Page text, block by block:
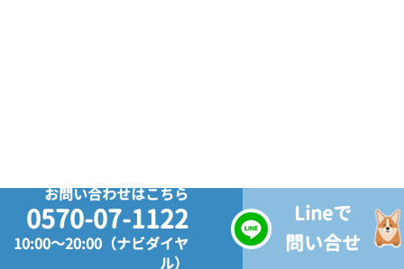
お問い合わせはこちら
0570-07-1122
10:00～20:00（ナビダイヤ
ル）
Lineで
問い合せ